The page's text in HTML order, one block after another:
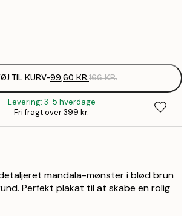
TIL KURV-99,60 KR.166 KR.
Levering: 3-5 hverdage
Fri fragt over 399 kr.
mandala-mønster i blød brun
Perfekt plakat til at skabe en rolig